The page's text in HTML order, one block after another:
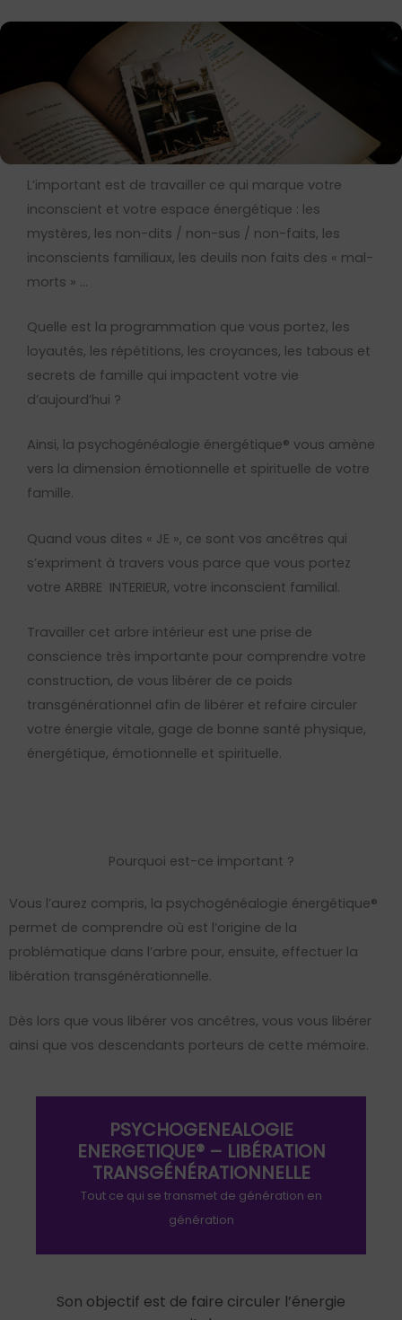
L’important est de travailler ce qui marque votre
inconscient et votre espace énergétique : les
mystères, les non-dits / non-sus / non-faits, les
inconscients familiaux, les deuils non faits des « mal-
morts » …
Quelle est la programmation que vous portez, les
loyautés, les répétitions, les croyances, les tabous et
secrets de famille qui impactent votre vie
d’aujourd’hui ?
Ainsi, la psychogénéalogie énergétique® vous amène
vers la dimension émotionnelle et spirituelle de votre
famille.
Quand vous dites « JE », ce sont vos ancêtres qui
s’expriment à travers vous parce que vous portez
votre ARBRE INTERIEUR, votre inconscient familial.
Travailler cet arbre intérieur est une prise de
conscience très importante pour comprendre votre
construction, de vous libérer de ce poids
transgénérationnel afin de libérer et refaire circuler
votre énergie vitale, gage de bonne santé physique,
énergétique, émotionnelle et spirituelle.
Pourquoi est-ce important ?
Vous l’aurez compris, la psychogénéalogie énergétique®
permet de comprendre où est l’origine de la
problématique dans l’arbre pour, ensuite, effectuer la
libération transgénérationnelle.
Dès lors que vous libérer vos ancêtres, vous vous libérer
ainsi que vos descendants porteurs de cette mémoire.
PSYCHOGENEALOGIE
ENERGETIQUE® – LIBÉRATION
TRANSGÉNÉRATIONNELLE
Tout ce qui se transmet de génération en
génération
Son objectif est de faire circuler l’énergie